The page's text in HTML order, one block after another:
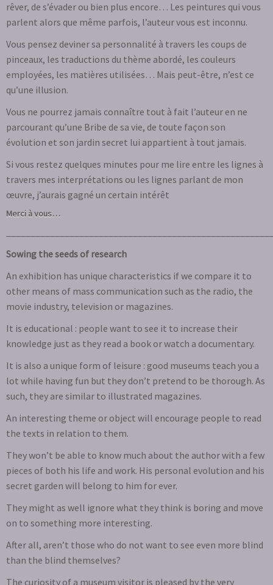
rêver, de s’évader ou bien plus encore… Les peintures qui vous
parlent alors que même parfois, l’auteur vous est inconnu.
Vous pensez deviner sa personnalité à travers les coups de
pinceaux, les traductions du thème abordé, les couleurs
employées, les matières utilisées… Mais peut-être, n’est ce
qu’une illusion.
Vous ne pourrez jamais connaître tout à fait l’auteur en ne
parcourant qu’une Bribe de sa vie, de toute façon son
évolution et son jardin secret lui appartient à tout jamais.
Si vous restez quelques minutes pour me lire entre les lignes à
travers mes interprétations ou les lignes parlant de mon
œuvre, j’aurais gagné un certain intérêt
Merci à vous…
Sowing the seeds of research
An exhibition has unique characteristics if we compare it to
other means of mass communication such as the radio, the
movie industry, television or magazines.
It is educational : people want to see it to increase their
knowledge just as they read a book or watch a documentary.
It is also a unique form of leisure : good museums teach you a
lot while having fun but they don’t pretend to be thorough. As
such, they are similar to illustrated magazines.
An interesting theme or object will encourage people to read
the texts in relation to them.
They won’t be able to know much about the author with a few
pieces of both his life and work. His personal evolution and his
secret garden will belong to him for ever.
They might as well ignore what they think is boring and move
on to something more interesting.
After all, aren’t those who do not want to see even more blind
than the blind themselves?
The curiosity of a museum visitor is pleased by the very